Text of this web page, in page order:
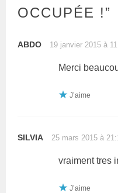
OCCUPÉE !”
ABDO 19 janvier 2015 à
Merci
J’aime
SILVIA 25 mars 2015 à
vraiment tres
J’aime